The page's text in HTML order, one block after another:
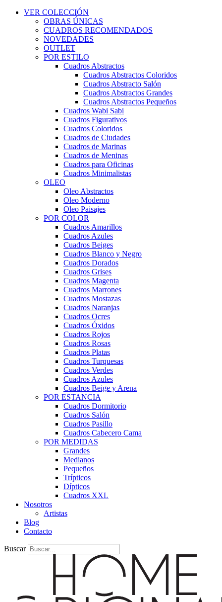
VER COLECCIÓN
OBRAS ÚNICAS
CUADROS RECOMENDADOS
NOVEDADES
OUTLET
POR ESTILO
Cuadros Abstractos
Cuadros Abstractos Coloridos
Cuadros Abstracto Salón
Cuadros Abstractos Grandes
Cuadros Abstractos Pequeños
Cuadros Wabi Sabi
Cuadros Figurativos
Cuadros Coloridos
Cuadros de Ciudades
Cuadros de Marinas
Cuadros de Meninas
Cuadros para Oficinas
Cuadros Minimalistas
OLEO
Oleo Abstractos
Oleo Moderno
Oleo Paisajes
POR COLOR
Cuadros Amarillos
Cuadros Azules
Cuadros Beiges
Cuadros Blanco y Negro
Cuadros Dorados
Cuadros Grises
Cuadros Magenta
Cuadros Marrones
Cuadros Mostazas
Cuadros Naranjas
Cuadros Ocres
Cuadros Óxidos
Cuadros Rojos
Cuadros Rosas
Cuadros Platas
Cuadros Turquesas
Cuadros Verdes
Cuadros Azules
Cuadros Beige y Arena
POR ESTANCIA
Cuadros Dormitorio
Cuadros Salón
Cuadros Pasillo
Cuadros Cabecero Cama
POR MEDIDAS
Grandes
Medianos
Pequeños
Trípticos
Dípticos
Cuadros XXL
Nosotros
Artistas
Blog
Contacto
Buscar